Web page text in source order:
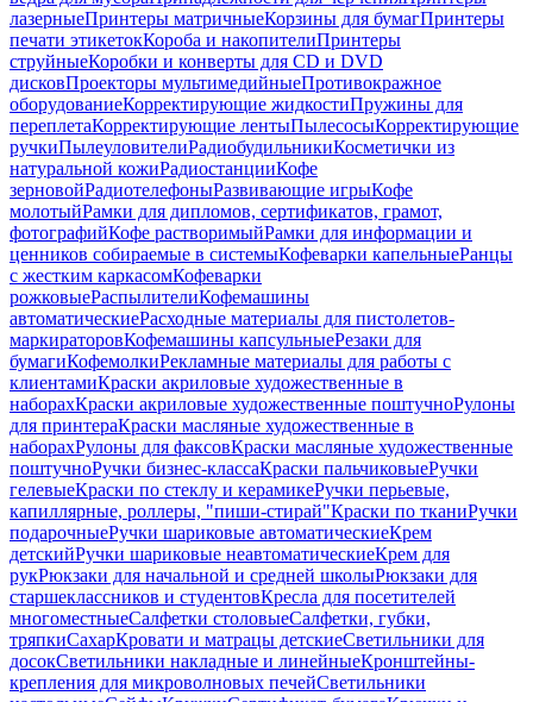
лазерныеПринтеры матричныеКорзины для бумагПринтеры
печати этикетокКороба и накопителиПринтеры
струйныеКоробки и конверты для CD и DVD
дисковПроекторы мультимедийныеПротивокражное
оборудованиеКорректирующие жидкостиПружины для
переплетаКорректирующие лентыПылесосыКорректирующие
ручкиПылеуловителиРадиобудильникиКосметички из
натуральной кожиРадиостанцииКофе
зерновойРадиотелефоныРазвивающие игрыКофе
молотыйРамки для дипломов, сертификатов, грамот,
фотографийКофе растворимыйРамки для информации и
ценников собираемые в системыКофеварки капельныеРанцы
с жестким каркасомКофеварки
рожковыеРаспылителиКофемашины
автоматическиеРасходные материалы для пистолетов-
маркираторовКофемашины капсульныеРезаки для
бумагиКофемолкиРекламные материалы для работы с
клиентамиКраски акриловые художественные в
наборахКраски акриловые художественные поштучноРулоны
для принтераКраски масляные художественные в
наборахРулоны для факсовКраски масляные художественные
поштучноРучки бизнес-классаКраски пальчиковыеРучки
гелевыеКраски по стеклу и керамикеРучки перьевые,
капиллярные, роллеры, "пиши-стирай"Краски по тканиРучки
подарочныеРучки шариковые автоматическиеКрем
детскийРучки шариковые неавтоматическиеКрем для
рукРюкзаки для начальной и средней школыРюкзаки для
старшеклассников и студентовКресла для посетителей
многоместныеСалфетки столовыеСалфетки, губки,
тряпкиСахарКровати и матрацы детскиеСветильники для
досокСветильники накладные и линейныеКронштейны-
крепления для микроволновых печейСветильники